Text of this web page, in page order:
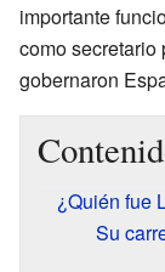
importante
como secretario
gobernaron
¿Quién fue
Su